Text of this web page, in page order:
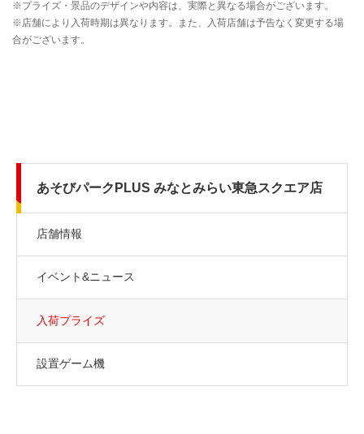
あそびパークPLUS みなとみらい東急スクエア店
店舗情報
イベント&ニュース
入荷プライズ
設置ゲーム機